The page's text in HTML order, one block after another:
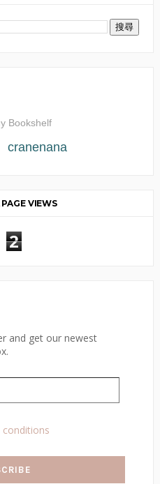
VIEWS
2
and get our newest